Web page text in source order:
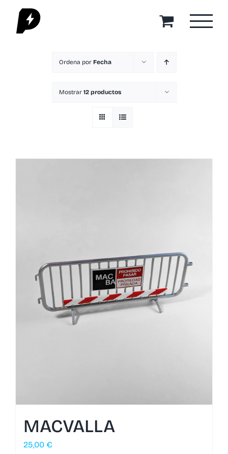
Saltar
contenido
Ordena por Fecha
Mostrar 12 productos
MACVALLA
25,00 €